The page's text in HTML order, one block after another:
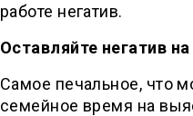
работе негатив.
Оставляйте негатив
Самое печальное, что
семейное время на